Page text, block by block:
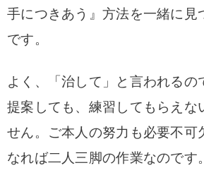
手につきあう』方法を一緒に見
です。
よく、「治して」と言われるの
提案しても、練習してもらえな
せん。ご本人の努力も必要不可
なれば二人三脚の作業なのです